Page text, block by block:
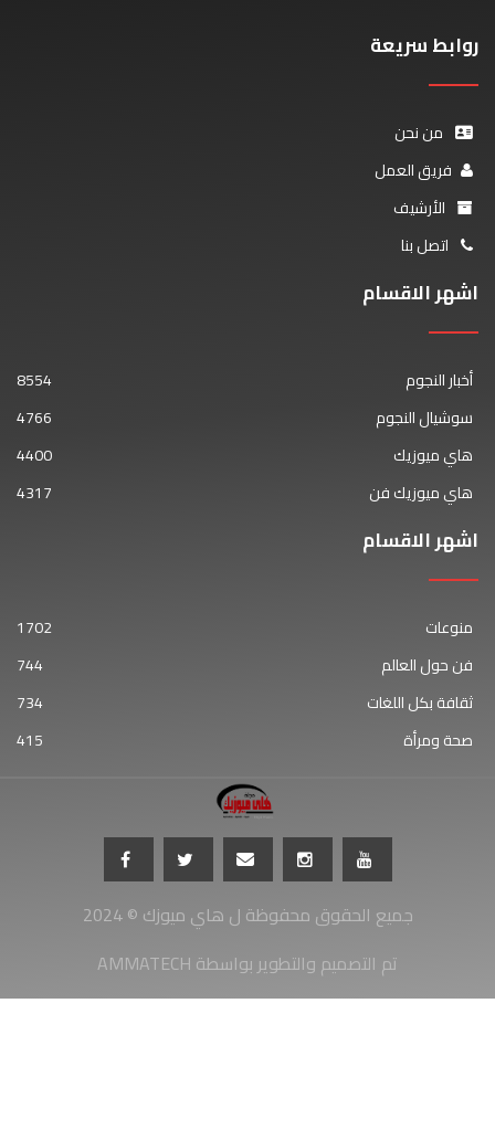
روابط سريعة
من نحن
فريق العمل
الأرشيف
اتصل بنا
اشهر الاقسام
أخبار النجوم
8554
سوشيال النجوم
4766
هاي ميوزيك
4400
هاي ميوزيك فن
4317
اشهر الاقسام
منوعات
1702
فن حول العالم
744
ثقافة بكل اللغات
734
صحة ومرأة
415
جميع الحقوق محفوظة ل هاي ميوزك © 2024
AMMATECH تم التصميم والتطوير بواسطة